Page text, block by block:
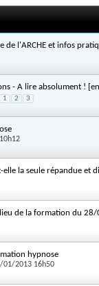
de l'ARCHE et infos
- A lire absolument !
1 2 3
la seule répandue et
de la formation du
hypnose
01/2013 16h50